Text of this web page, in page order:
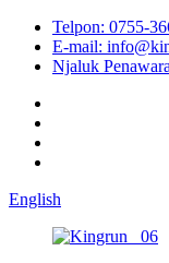
Telpon: 0755-
E-mail:
Njaluk
English